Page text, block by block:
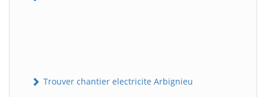
Trouver chantier electricite Arbignieu